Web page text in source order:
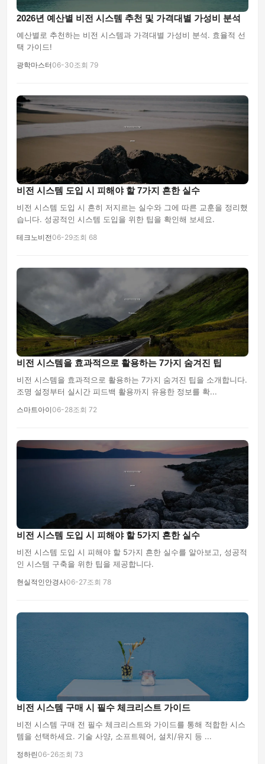
2026년 예산별 비전 시스템 추천 및 가격대별 가성비 분석
예산별로 추천하는 비전 시스템과 가격대별 가성비 분석. 효율적 선
택 가이드!
광학마스터06-30조회 79
비전 시스템 도입 시 피해야 할 7가지 흔한 실수
비전 시스템 도입 시 흔히 저지르는 실수와 그에 따른 교훈을 정리했
습니다. 성공적인 시스템 도입을 위한 팁을 확인해 보세요.
테크노비전06-29조회 68
비전 시스템을 효과적으로 활용하는 7가지 숨겨진 팁
비전 시스템을 효과적으로 활용하는 7가지 숨겨진 팁을 소개합니다.
조명 설정부터 실시간 피드백 활용까지 유용한 정보를 확...
스마트아이06-28조회 72
비전 시스템 도입 시 피해야 할 5가지 흔한 실수
비전 시스템 도입 시 피해야 할 5가지 흔한 실수를 알아보고, 성공적
인 시스템 구축을 위한 팁을 제공합니다.
현실적인안경사06-27조회 78
비전 시스템 구매 시 필수 체크리스트 가이드
비전 시스템 구매 전 필수 체크리스트와 가이드를 통해 적합한 시스
템을 선택하세요. 기술 사양, 소프트웨어, 설치/유지 등 ...
정하린06-26조회 73